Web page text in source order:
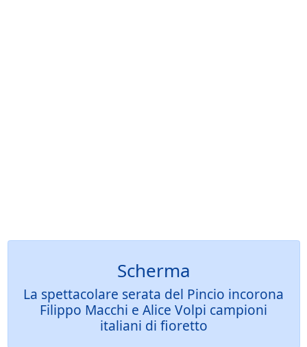
Scherma
La spettacolare serata del Pincio incorona
Filippo Macchi e Alice Volpi campioni
italiani di fioretto